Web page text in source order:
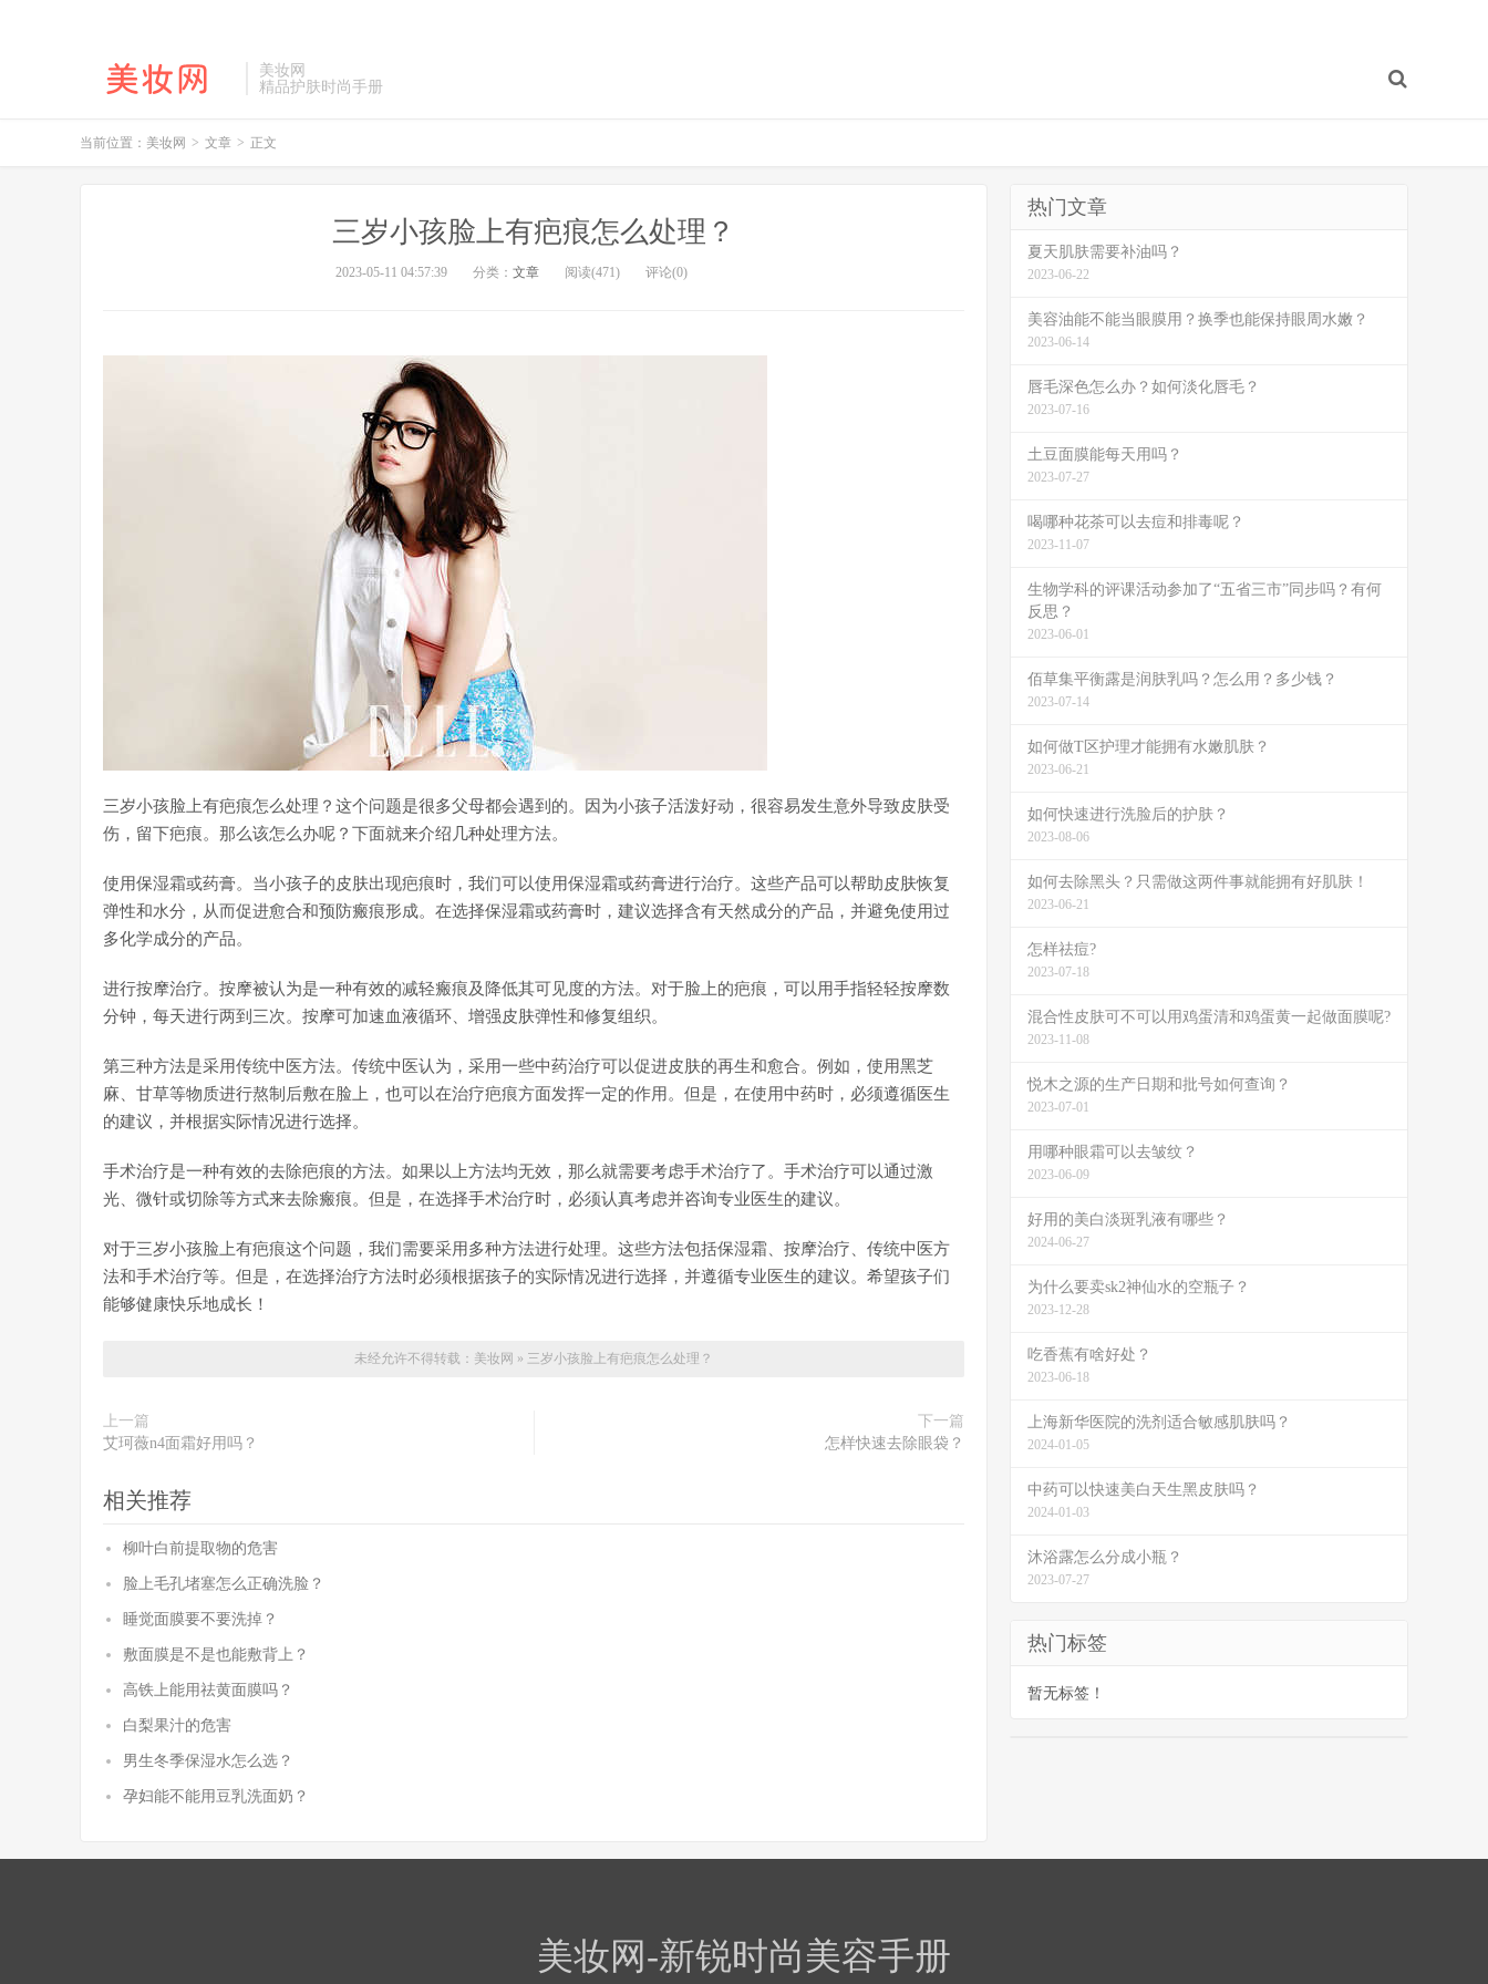
美妆网
精品护肤时尚手册
当前位置： 美妆网 > 文章 > 正文
三岁小孩脸上有疤痕怎么处理？
2023-05-11 04:57:39 分类： 文章 阅读(471) 评论(0)
三岁小孩脸上有疤痕怎么处理？这个问题是很多父母都会遇到的。因为小孩子活泼好动，很容易发生意外导致皮肤受
伤，留下疤痕。那么该怎么办呢？下面就来介绍几种处理方法。
使用保湿霜或药膏。当小孩子的皮肤出现疤痕时，我们可以使用保湿霜或药膏进行治疗。这些产品可以帮助皮肤恢复
弹性和水分，从而促进愈合和预防瘢痕形成。在选择保湿霜或药膏时，建议选择含有天然成分的产品，并避免使用过
多化学成分的产品。
进行按摩治疗。按摩被认为是一种有效的减轻瘢痕及降低其可见度的方法。对于脸上的疤痕，可以用手指轻轻按摩数
分钟，每天进行两到三次。按摩可加速血液循环、增强皮肤弹性和修复组织。
第三种方法是采用传统中医方法。传统中医认为，采用一些中药治疗可以促进皮肤的再生和愈合。例如，使用黑芝
麻、甘草等物质进行熬制后敷在脸上，也可以在治疗疤痕方面发挥一定的作用。但是，在使用中药时，必须遵循医生
的建议，并根据实际情况进行选择。
手术治疗是一种有效的去除疤痕的方法。如果以上方法均无效，那么就需要考虑手术治疗了。手术治疗可以通过激
光、微针或切除等方式来去除瘢痕。但是，在选择手术治疗时，必须认真考虑并咨询专业医生的建议。
对于三岁小孩脸上有疤痕这个问题，我们需要采用多种方法进行处理。这些方法包括保湿霜、按摩治疗、传统中医方
法和手术治疗等。但是，在选择治疗方法时必须根据孩子的实际情况进行选择，并遵循专业医生的建议。希望孩子们
能够健康快乐地成长！
未经允许不得转载： 美妆网 » 三岁小孩脸上有疤痕怎么处理？
上一篇
艾珂薇n4面霜好用吗？
下一篇
怎样快速去除眼袋？
相关推荐
柳叶白前提取物的危害
脸上毛孔堵塞怎么正确洗脸？
睡觉面膜要不要洗掉？
敷面膜是不是也能敷背上？
高铁上能用祛黄面膜吗？
白梨果汁的危害
男生冬季保湿水怎么选？
孕妇能不能用豆乳洗面奶？
热门文章
夏天肌肤需要补油吗？
2023-06-22
美容油能不能当眼膜用？换季也能保持眼周水嫩？
2023-06-14
唇毛深色怎么办？如何淡化唇毛？
2023-07-16
土豆面膜能每天用吗？
2023-07-27
喝哪种花茶可以去痘和排毒呢？
2023-11-07
生物学科的评课活动参加了“五省三市”同步吗？有何
反思？
2023-06-01
佰草集平衡露是润肤乳吗？怎么用？多少钱？
2023-07-14
如何做T区护理才能拥有水嫩肌肤？
2023-06-21
如何快速进行洗脸后的护肤？
2023-08-06
如何去除黑头？只需做这两件事就能拥有好肌肤！
2023-06-21
怎样祛痘?
2023-07-18
混合性皮肤可不可以用鸡蛋清和鸡蛋黄一起做面膜呢?
2023-11-08
悦木之源的生产日期和批号如何查询？
2023-07-01
用哪种眼霜可以去皱纹？
2023-06-09
好用的美白淡斑乳液有哪些？
2024-06-27
为什么要卖sk2神仙水的空瓶子？
2023-12-28
吃香蕉有啥好处？
2023-06-18
上海新华医院的洗剂适合敏感肌肤吗？
2024-01-05
中药可以快速美白天生黑皮肤吗？
2024-01-03
沐浴露怎么分成小瓶？
2023-07-27
热门标签
暂无标签！
美妆网-新锐时尚美容手册